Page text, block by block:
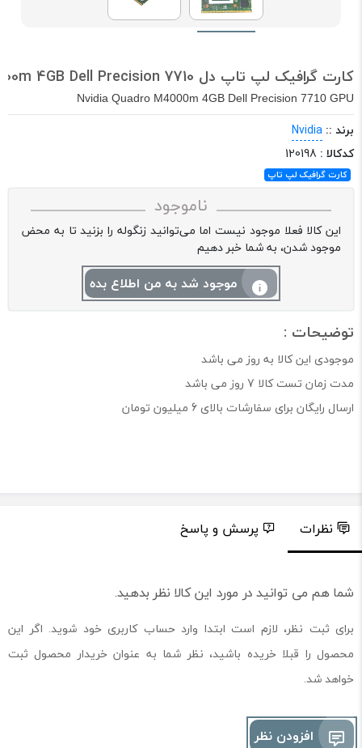
کارت گرافیک لپ تاپ دل Nvidia Quadro M4000m 4GB Dell Precision 7710
Nvidia Quadro M4000m 4GB Dell Precision 7710 GPU
برند :: Nvidia
کدکالا : 120198
کارت گرافیک لپ تاپ
ناموجود
این کالا فعلا موجود نیست اما می‌توانید زنگوله را بزنید تا به محض
موجود شدن، به شما خبر دهیم
موجود شد به من اطلاع بده
توضیحات :
موجودی این کالا به روز می باشد
مدت زمان تست کالا 7 روز می باشد
ارسال رایگان برای سفارشات بالای 6 میلیون تومان
نظرات پرسش و پاسخ
شما هم می توانید در مورد این کالا نظر بدهید.
برای ثبت نظر، لازم است ابتدا وارد حساب کاربری خود شوید. اگر این
محصول را قبلا خریده باشید، نظر شما به عنوان خریدار محصول ثبت
خواهد شد.
افزودن نظر